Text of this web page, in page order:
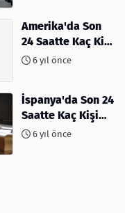
Amerika'da Son
24 Saatte Kaç Kişi
Öldü - 06 Nisan
6 yıl önce
İspanya'da Son 24
Saatte Kaç Kişi
Öldü6 yıl önce